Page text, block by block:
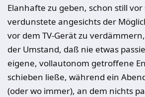
Elanhafte zu geben, schon still vor
verdunstete angesichts der
vor dem TV-Gerät zu
der Umstand, daß nie etwas
eigene, vollautonom getrof­fene
schieben ließe, während ein
(oder wo immer), an dem nichts